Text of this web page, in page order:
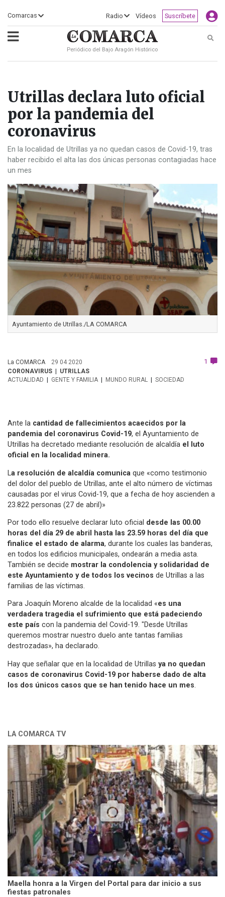
Comarcas Radio Vídeos Suscríbete
Periódico del Bajo Aragón Histórico
Utrillas declara luto oficial
por la pandemia del
coronavirus
En la localidad de Utrillas ya no quedan casos de Covid-19, tras
haber recibido el alta las dos únicas personas contagiadas hace
un mes
Ayuntamiento de Utrillas./LA COMARCA
La COMARCA 29 04 2020 1
CORONAVIRUS
UTRILLAS
ACTUALIDAD
GENTE Y FAMILIA MUNDO RURAL SOCIEDAD
Ante la cantidad de fallecimientos acaecidos por la
pandemia del coronavirus Covid-19, el Ayuntamiento de
Utrillas ha decretado mediante resolución de alcaldía el luto
oficial en la localidad minera.
La resolución de alcaldía comunica que «como testimonio
del dolor del pueblo de Utrillas, ante el alto número de víctimas
causadas por el virus Covid-19, que a fecha de hoy ascienden a
23.822 personas (27 de abril)»
Por todo ello resuelve declarar luto oficial desde las 00.00
horas del día 29 de abril hasta las 23.59 horas del día que
finalice el estado de alarma, durante los cuales las banderas,
en todos los edificios municipales, ondearán a media asta.
También se decide mostrar la condolencia y solidaridad de
este Ayuntamiento y de todos los vecinos de Utrillas a las
familias de las víctimas.
Para Joaquín Moreno alcalde de la localidad «es una
verdadera tragedia el sufrimiento que está padeciendo
este país con la pandemia del Covid-19. "Desde Utrillas
queremos mostrar nuestro duelo ante tantas familias
destrozadas», ha declarado.
Hay que señalar que en la localidad de Utrillas ya no quedan
casos de coronavirus Covid-19 por haberse dado de alta
los dos únicos casos que se han tenido hace un mes.
LA COMARCA TV
Maella honra a la Virgen del Portal para dar inicio a sus
fiestas patronales